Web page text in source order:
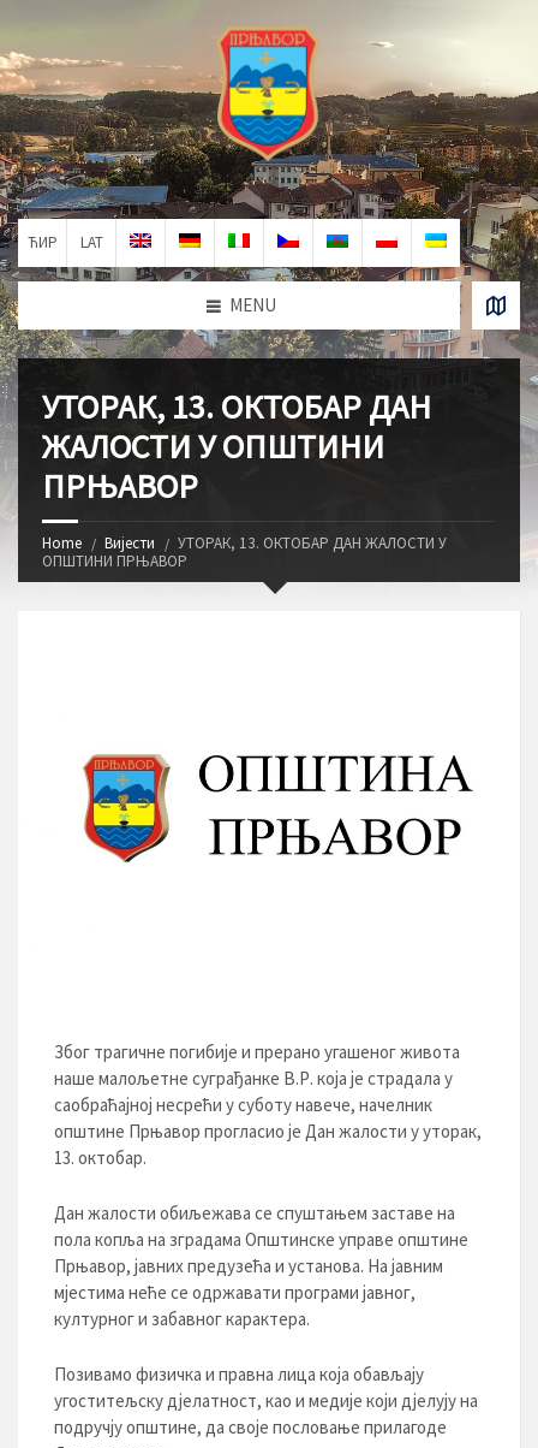
ЋИР LAT
MENU
УТОРАК, 13. ОКТОБАР ДАН
ЖАЛОСТИ У ОПШТИНИ
ПРЊАВОР
Home Вијести
УТОРАК, 13. ОКТОБАР ДАН ЖАЛОСТИ У
ОПШТИНИ ПРЊАВОР
Због трагичне погибије и прерано угашеног живота
наше малољетне суграђанке В.Р. која је страдала у
саобраћајној несрећи у суботу навече, начелник
општине Прњавор прогласио је Дан жалости у уторак,
13. октобaр.
Дан жалости обиљежава се спуштањем заставе на
пола копља на зградама Општинске управе општине
Прњавор, јавних предузећа и установа. На јавним
мјестима неће се одржавати програми јавног,
културног и забавног карактера.
Позивамо физичка и правна лица која обављају
угоститељску дјелатност, као и медије који дјелују на
подручју општине, да своје пословање прилагоде